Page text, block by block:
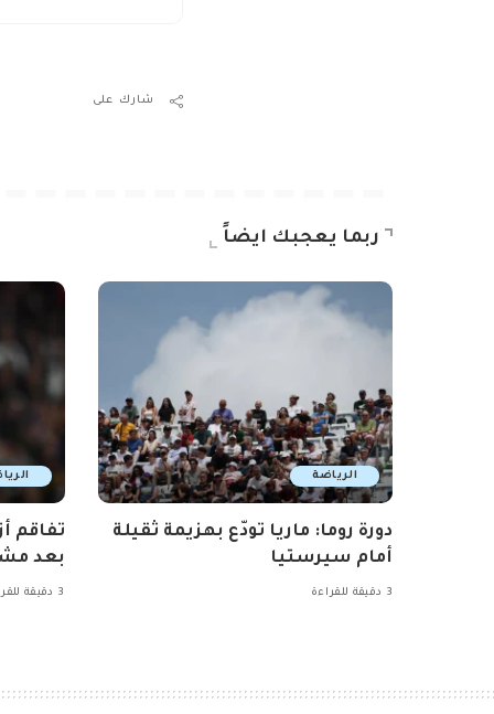
شارك على
ربما يعجبك ايضاً
الرياضة
دورة روما: ماريا تودّع بهزيمة ثقيلة
أمام سيرستيا
3 دقيقة للقراءة
تفاقم
بعد
3 دقيقة للقراءة